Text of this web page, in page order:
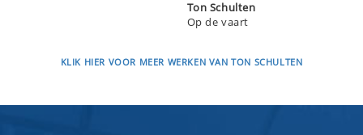
Ton Schulten
Op de vaart
KLIK HIER VOOR MEER WERKEN VAN TON SCHULTEN